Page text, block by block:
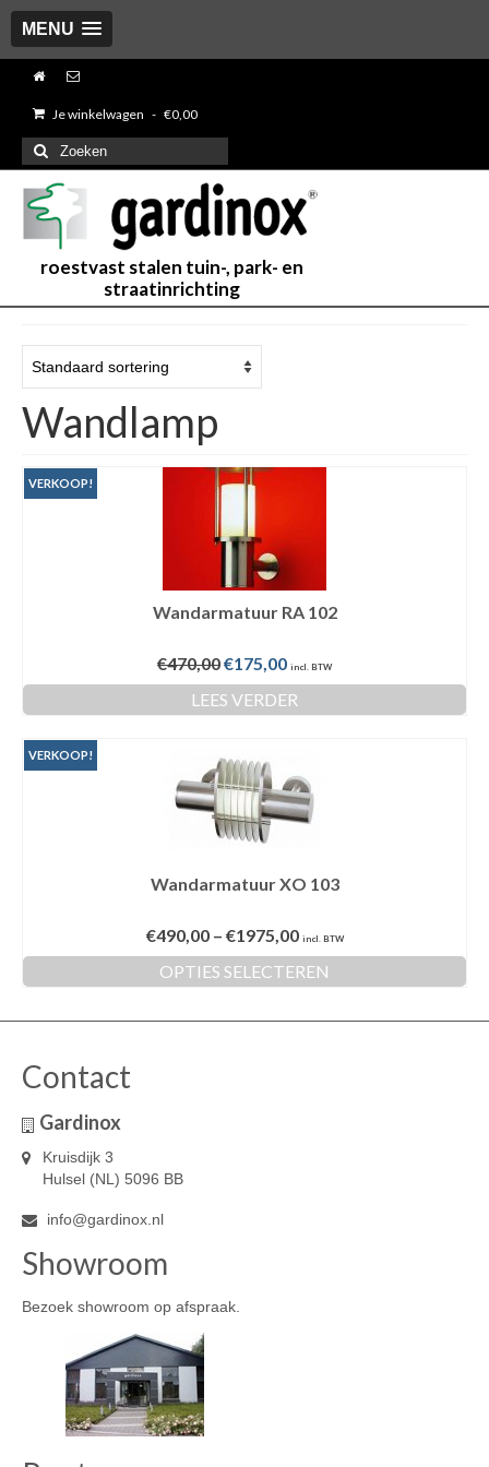
MENU
Je winkelwagen - €0,00
Zoeken
naar:
roestvast stalen tuin-, park- en
straatinrichting
Wandlamp
VERKOOP!
Wandarmatuur RA 102
€470,00Oorspronkelijke
prijs
was:
€175,00Huidige
prijs
is:
incl. BTW
LEES VERDER
VERKOOP!
Wandarmatuur XO 103
€490,00– €1975,00 incl. BTW
OPTIES SELECTEREN
product
Contact
Gardinox
Kruisdijk 3
Hulsel (NL) 5096 BB
info@gardinox.nl
Showroom
Bezoek showroom op afspraak.